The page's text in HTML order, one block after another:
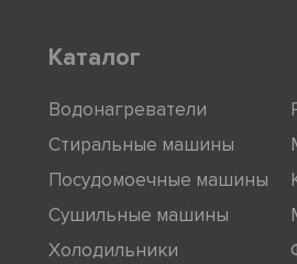
Каталог
Водонагреватели
Стиральные машины
Посудомоечные машины
Сушильные машины
Холодильники